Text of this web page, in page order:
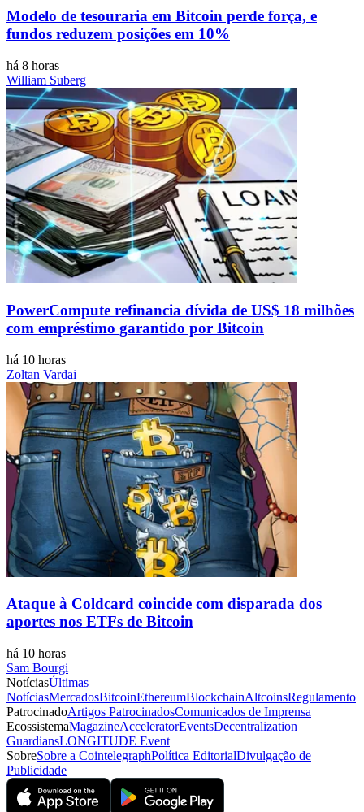
Modelo de tesouraria em Bitcoin perde força, e
fundos reduzem posições em 10%
há 8 horas
William Suberg
PowerCompute refinancia dívida de US$ 18 milhões
com empréstimo garantido por Bitcoin
há 10 horas
Zoltan Vardai
Ataque à Coldcard coincide com disparada dos
aportes nos ETFs de Bitcoin
há 10 horas
Sam Bourgi
NotíciasÚltimas
NotíciasMercadosBitcoinEthereumBlockchainAltcoinsRegulamento
PatrocinadoArtigos PatrocinadosComunicados de Imprensa
EcossistemaMagazineAcceleratorEventsDecentralization
GuardiansLONGITUDE Event
SobreSobre a CointelegraphPolítica EditorialDivulgação de
Publicidade